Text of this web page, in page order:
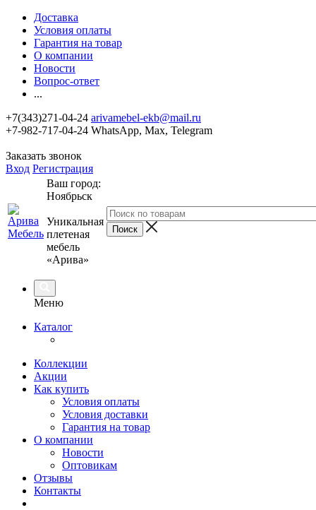
Доставка
Условия оплаты
Гарантия на товар
О компании
Новости
Вопрос-ответ
...
+7(343)271-04-24 arivamebel-ekb@mail.ru
+7-982-717-04-24 WhatsApp, Max, Telegram
Заказать звонок
Вход Регистрация
Ваш город:
Ноябрьск
Уникальная
плетеная
мебель
«Арива»
Меню
Каталог
Коллекции
Акции
Как купить
Условия оплаты
Условия доставки
Гарантия на товар
О компании
Новости
Оптовикам
Отзывы
Контакты